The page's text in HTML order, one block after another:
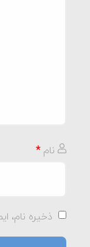
نام*
ذخیره نام،